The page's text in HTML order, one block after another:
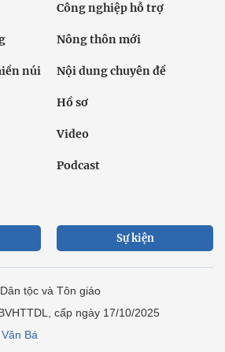
Công nghiệp hỗ trợ
Nông thôn mới
núi Nội dung chuyên đề
Hồ sơ
Video
Podcast
Sự kiện
tộc và Tôn giáo
cấp ngày 17/10/2025
Bá